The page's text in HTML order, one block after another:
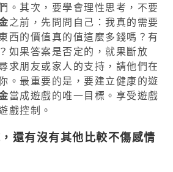
。其次，要學會理性思考，不要
之前，先問問自己：我真的需要
西的價值真的值這麼多錢嗎？有
如果答案是否定的，就果斷放
求朋友或家人的支持，請他們在
。最重要的是，要建立健康的遊
當成遊戲的唯一目標。享受遊戲
戲控制。
還有沒有其他比較不傷感情